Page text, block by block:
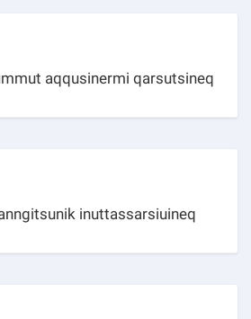
aqqusinermi qarsutsineq
inuttassarsiuineq